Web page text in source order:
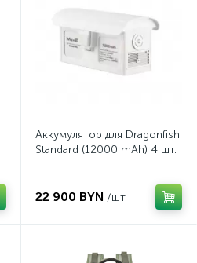
Аккумулятор для Dragonfish
Standard (12000 mAh) 4 шт.
22 900 BYN /шт